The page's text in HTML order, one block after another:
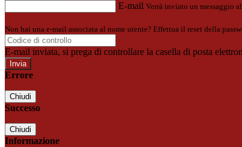
E-mail Verrà inviato un messaggio
Non hai una e-mail associata al nome utente? Effettua il reset della
E-mail inviata, si prega di controllare la casella di posta
Errore
Chiudi
Successo
Chiudi
Informazione